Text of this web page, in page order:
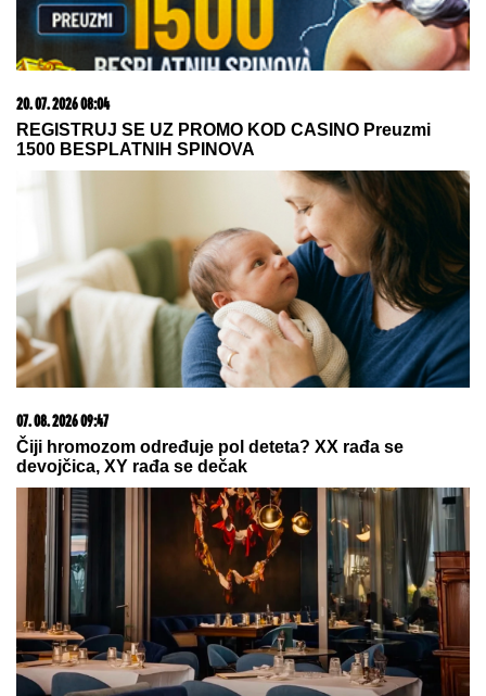
20. 07. 2026 08:04
REGISTRUJ SE UZ PROMO KOD CASINO Preuzmi
1500 BESPLATNIH SPINOVA
07. 08. 2026 09:47
Čiji hromozom određuje pol deteta? XX rađa se
devojčica, XY rađa se dečak